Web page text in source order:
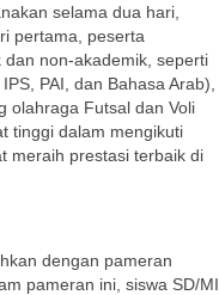
selama dua hari,
pertama, peserta
non-akademik, seperti
PAI, dan Bahasa Arab),
olahraga Futsal dan Voli
tinggi dalam mengikuti
meraih prestasi terbaik di
dengan pameran
pameran ini, siswa SD/MI